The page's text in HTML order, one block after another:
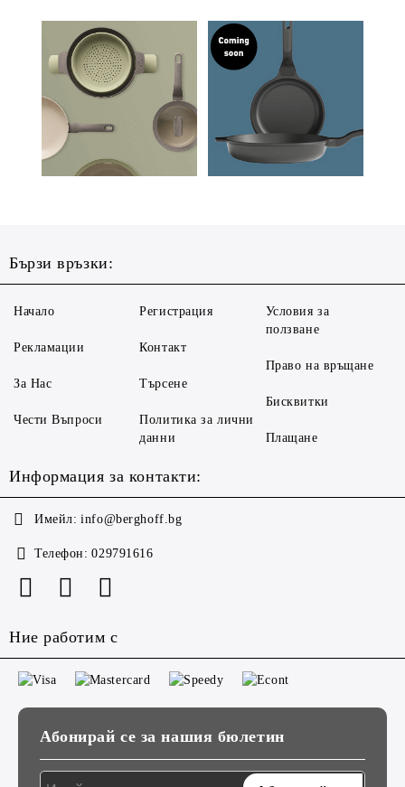
Бързи връзки:
Начало
Рекламации
За Нас
Чести Въпроси
Регистрация
Контакт
Търсене
Политика за лични
данни
Условия за
ползване
Право на връщане
Бисквитки
Плащане
Информация за контакти:
Имейл: info@berghoff.bg
Телефон: 029791616
Ние работим с
Абонирай се за нашия бюлетин